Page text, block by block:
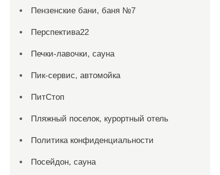
Пензенские бани, баня №7
Перспектива22
Печки-лавочки, сауна
Пик-сервис, автомойка
ПитСтоп
Пляжный поселок, курортный отель
Политика конфиденциальности
Посейдон, сауна